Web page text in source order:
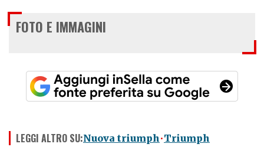
FOTO E IMMAGINI
LEGGI ALTRO SU:Nuova triumph Triumph